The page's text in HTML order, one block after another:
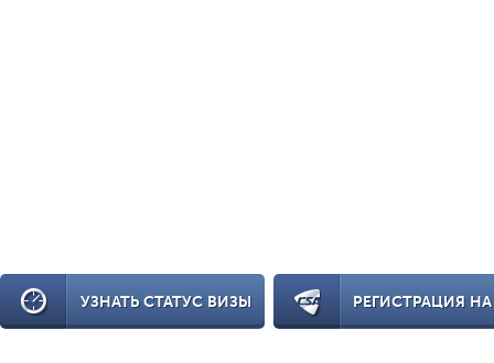
УЗНАТЬ СТАТУС ВИЗЫ РЕГИСТРАЦИЯ НА